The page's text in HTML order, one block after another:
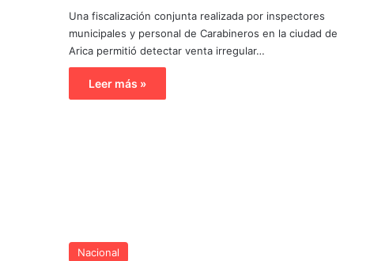
Una fiscalización conjunta realizada por inspectores
municipales y personal de Carabineros en la ciudad de
Arica permitió detectar venta irregular…
Leer más »
Nacional